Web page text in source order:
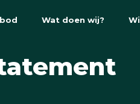
Wat doen wij?